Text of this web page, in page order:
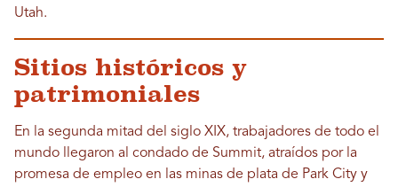
Utah.
Sitios históricos y
patrimoniales
En la segunda mitad del siglo XIX, trabajadores de todo el
mundo llegaron al condado de Summit, atraídos por la
promesa de empleo en las minas de plata de Park City y